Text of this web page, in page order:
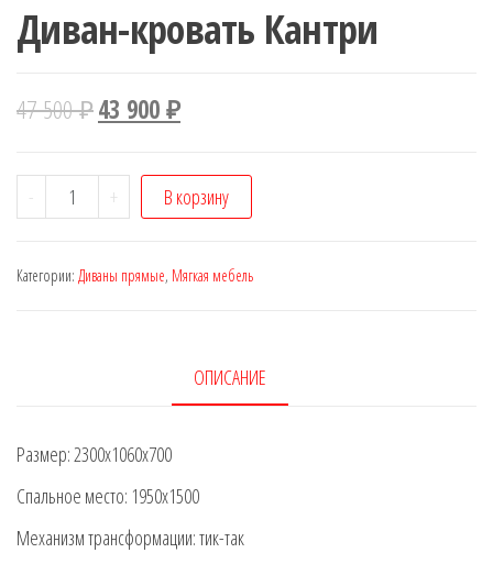
Диван-кровать Кантри
47 500₽43 900₽
-
Количество
Диван-
Кантри
+ В корзину
Категории: Диваны прямые, Мягкая мебель
ОПИСАНИЕ
Размер: 2300х1060х700
Спальное место: 1950х1500
Механизм трансформации: тик-так